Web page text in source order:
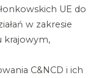
UE do
w zakresie
krajowym,
C&NCD i ich